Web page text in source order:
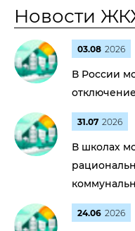
Новости
03.08 2026
В России
31.07 2026
В школах
24.06 2026